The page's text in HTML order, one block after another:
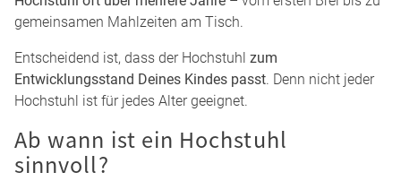
gemeinsamen Mahlzeiten am Tisch.
Entscheidend ist, dass der Hochstuhl zum
Entwicklungsstand Deines Kindes passt. Denn nicht jeder
Hochstuhl ist für jedes Alter geeignet.
Ab wann ist ein Hochstuhl
sinnvoll?